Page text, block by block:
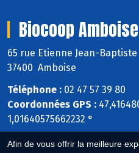
Afin de vous offrir la meilleure
Biocoop Amboise
65 rue Etienne Jean-
37400 Amboise
Téléphone : 02 47 57 39 80
Coordonnées GPS :
1,01640575662232 °